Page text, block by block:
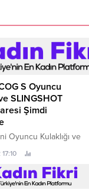
S Oyuncu
SLINGSHOT
Şimdi
Oyuncu Kulaklığı ve
Türkiye’de
Beğenisine Sunuldu
e-sporcular ve teknoloji
için hazır sistemler,